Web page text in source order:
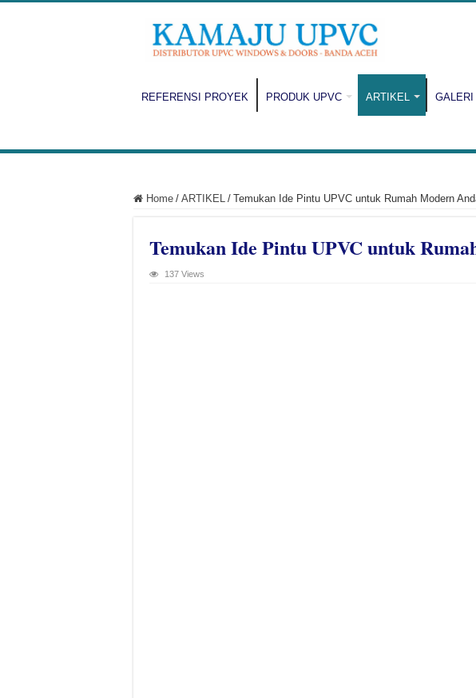
REFERENSI PROYEK PRODUK UPVC ARTIKEL GALERI
Home / ARTIKEL / Temukan Ide Pintu UPVC untuk Rumah Modern
Temukan Ide Pintu UPVC untuk
137 Views